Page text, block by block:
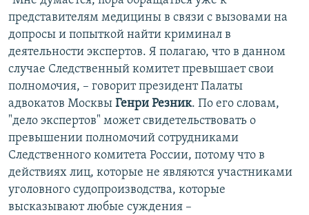
представителям медицины в связи с вызовами на
допросы и попыткой найти криминал в
деятельности экспертов. Я полагаю, что в данном
случае Следственный комитет превышает свои
полномочия, – говорит президент Палаты
адвокатов Москвы Генри Резник. По его словам,
"дело экспертов" может свидетельствовать о
превышении полномочий сотрудниками
Следственного комитета России, потому что в
действиях лиц, которые не являются участниками
уголовного судопроизводства, которые
высказывают любые суждения –